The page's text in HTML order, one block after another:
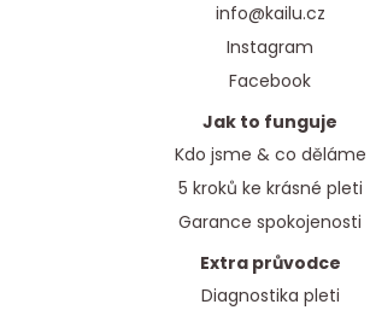
info@kailu.cz
Instagram
Facebook
Jak to funguje
Kdo jsme & co děláme
5 kroků ke krásné pleti
Garance spokojenosti
Extra průvodce
Diagnostika pleti